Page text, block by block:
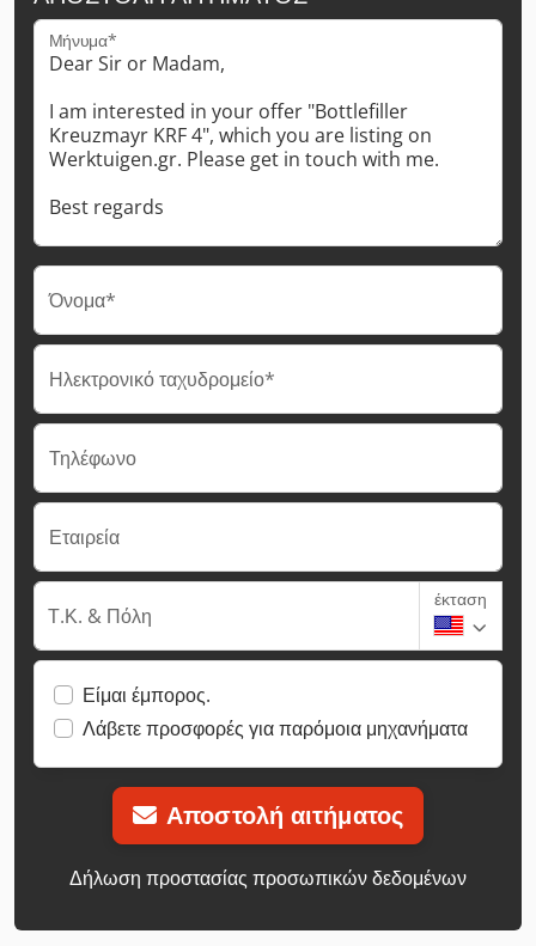
Μήνυμα*
Όνομα*
Ηλεκτρονικό ταχυδρομείο*
Τηλέφωνο
Εταιρεία
Τ.Κ. & Πόλη
έκταση
Είμαι έμπορος.
Λάβετε προσφορές για παρόμοια μηχανήματα
Αποστολή αιτήματος
Δήλωση προστασίας προσωπικών δεδομένων